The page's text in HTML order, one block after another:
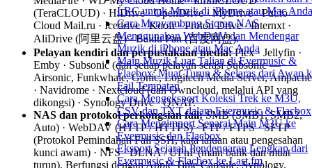
LRC untuk Muzik di iPhone atau Mac Anda
Cara Menyambung Storan NAS
Menggunakan WebDAV dan Mendengar
Muzik di iPhone atau Mac Anda
Main Muzik Luar Talian di Evermusic &
Flacbox: Muat Turun & Selaras dari Awan
Fail Tempatan
Cara Mengeksport Koleksi Trek ke M3U,
CSV dan TXT dalam Evermusic & Flacbox
Cara Mengimport Senarai Main M3U ke
Evermusic dan Flacbox
Eksport Sejarah Pendengaran Lengkap dari
Evermusic & Flacbox ke Last.fm
(TeraCLOUD) · HiDrive · OpenDrive · MyDrive · Put.io ·
Cloud Mail.ru · Icedrive · Koofr · Proton Drive · Internxt ·
AliDrive (阿里云盘) · Baidu Pan (百度网盘).
Pelayan kendiri dan perpustakaan media:Plex · Jellyfin ·
Emby · Subsonic (dan setiap pelayan serasi Subsonic —
Airsonic, Funkwhale, Gonic, Logitech Media Server,
· Navidrome · Nextcloud (dan Owncloud, melalui API yang
dikongsi) · Synology Drive · QNAP.
NAS dan protokol perkongsian fail:SMB (SMB1, SMB2,
Auto) · WebDAV (HTTP / HTTPS) · FTP / FTPS · SFTP
(Protokol Pemindahan Fail SSH, kata laluan atau pengesahan
kunci awam) · NFS · DLNA / UPnP (main balik dan muat
turun). Berfungsi dengan Apple Time Capsule, Synology,